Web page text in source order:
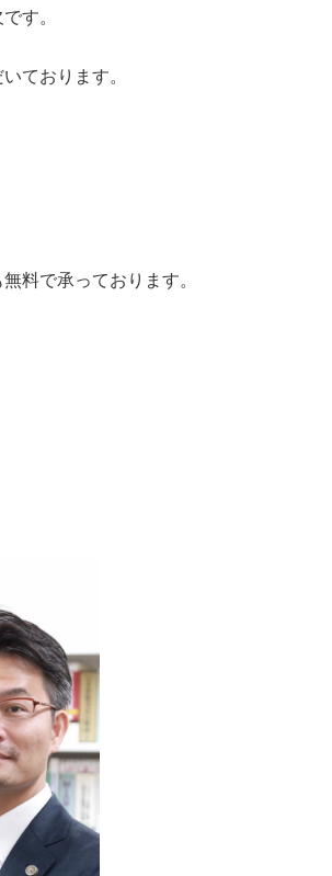
す。
ております。
料で承っております。